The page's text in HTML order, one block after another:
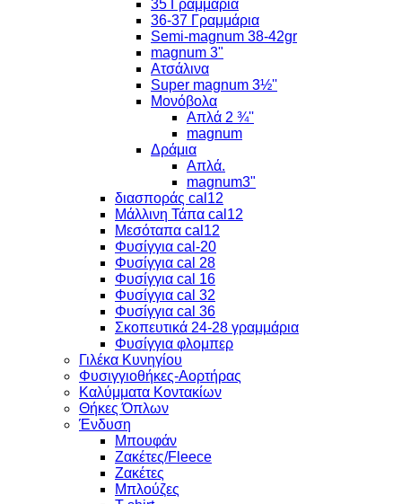
35 Γραμμάρια
36-37 Γραμμάρια
Semi-magnum 38-42gr
magnum 3"
Ατσάλινα
Super magnum 3½''
Μονόβολα
Απλά 2 ¾''
magnum
Δράμια
Απλά.
magnum3"
διασποράς cal12
Μάλλινη Τάπα cal12
Μεσόταπα cal12
Φυσίγγια cal-20
Φυσίγγια cal 28
Φυσίγγια cal 16
Φυσίγγια cal 32
Φυσίγγια cal 36
Σκοπευτικά 24-28 γραμμάρια
Φυσίγγια φλομπερ
Γιλέκα Κυνηγίου
Φυσιγγιοθήκες-Αορτήρας
Καλύμματα Κοντακίων
Θήκες Όπλων
Ένδυση
Μπουφάν
Ζακέτες/Fleece
Ζακέτες
Μπλούζες